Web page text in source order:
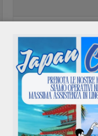
Havana
Solo